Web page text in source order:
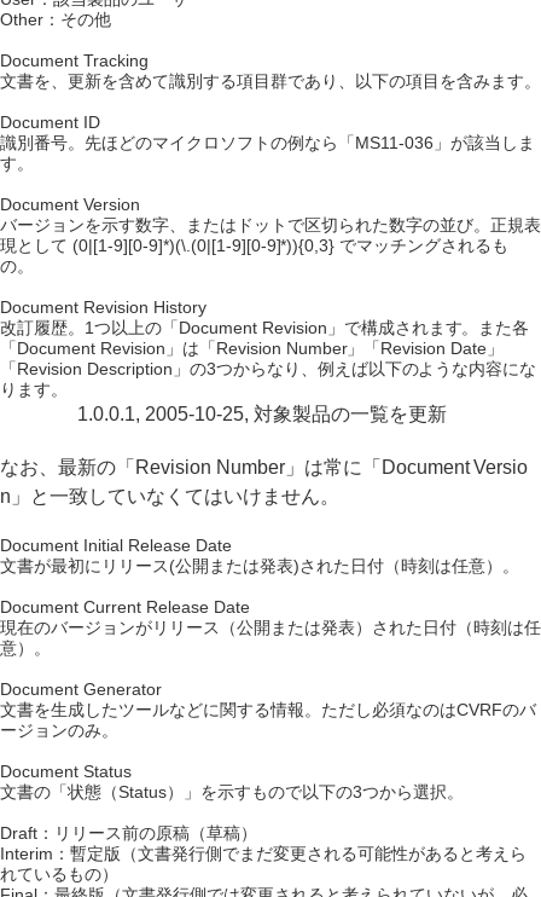
Other：その他
Document Tracking
文書を、更新を含めて識別する項目群であり、以下の項目を含みます。
Document ID
識別番号。先ほどのマイクロソフトの例なら「MS11-036」が該当しま
す。
Document Version
バージョンを示す数字、またはドットで区切られた数字の並び。正規表
現として (0|[1-9][0-9]*)(\.(0|[1-9][0-9]*)){0,3} でマッチングされるも
の。
Document Revision History
改訂履歴。1つ以上の「Document Revision」で構成されます。また各
「Document Revision」は「Revision Number」「Revision Date」
「Revision Description」の3つからなり、例えば以下のような内容にな
ります。
1.0.0.1, 2005-10-25, 対象製品の一覧を更新
なお、最新の「Revision Number」は常に「Document Versio
n」と一致していなくてはいけません。
Document Initial Release Date
文書が最初にリリース(公開または発表)された日付（時刻は任意）。
Document Current Release Date
現在のバージョンがリリース（公開または発表）された日付（時刻は任
意）。
Document Generator
文書を生成したツールなどに関する情報。ただし必須なのはCVRFのバ
ージョンのみ。
Document Status
文書の「状態（Status）」を示すもので以下の3つから選択。
Draft：リリース前の原稿（草稿）
Interim：暫定版（文書発行側でまだ変更される可能性があると考えら
れているもの）